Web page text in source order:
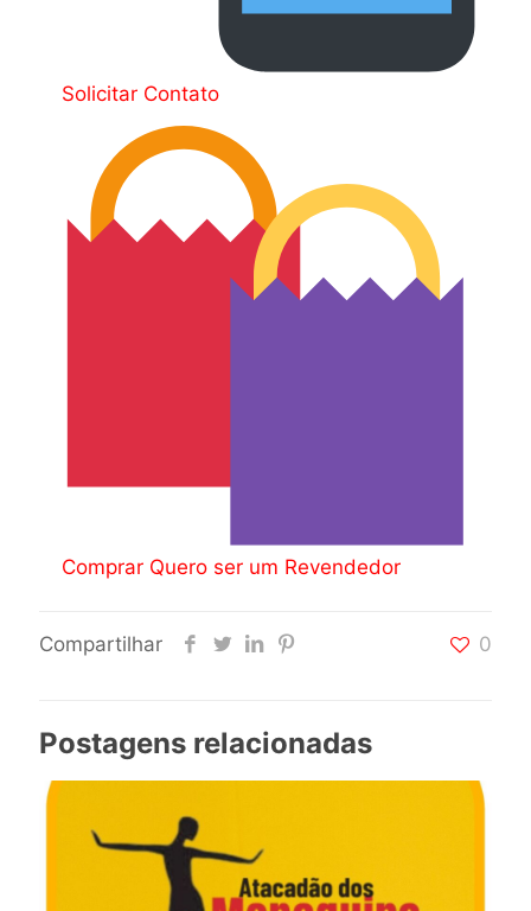
Solicitar Contato
Comprar Quero ser um Revendedor
Compartilhar 0
Postagens relacionadas